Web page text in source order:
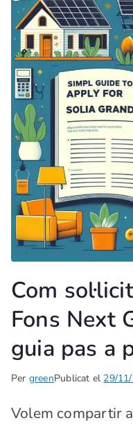
Com
Fons Next
guia pas a
Per greenPublicat el 29/
Volem compartir